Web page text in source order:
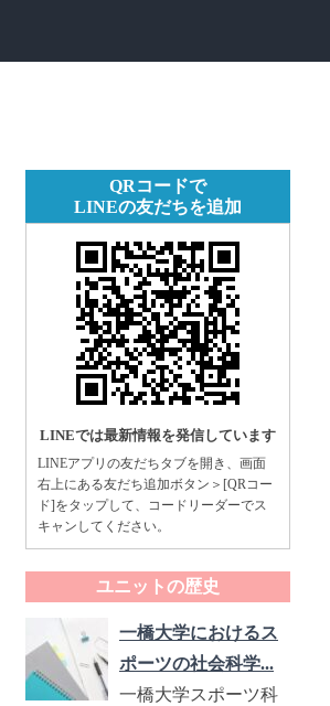
QRコードで
LINEの友だちを追加
LINEでは最新情報を発信しています
LINEアプリの友だちタブを開き、画面
右上にある友だち追加ボタン＞[QRコー
ド]をタップして、コードリーダーでス
キャンしてください。
ユニットの歴史
一橋大学におけるス
ポーツの社会科学...
一橋大学スポーツ科